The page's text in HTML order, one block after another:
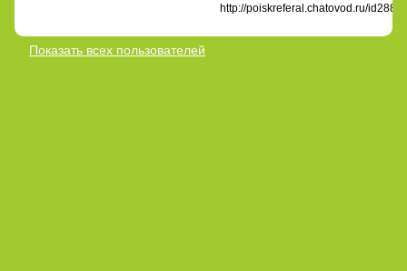
http://poiskreferal.chatovod.ru/
Показать всех пользователей